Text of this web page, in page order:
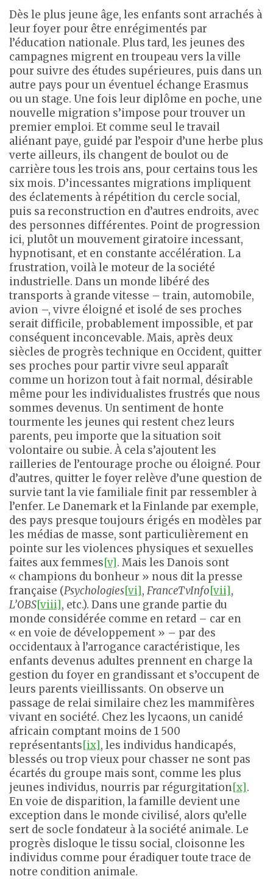
Dès le plus jeune âge, les enfants sont arrachés à
leur foyer pour être enrégimentés par
l’éducation nationale. Plus tard, les jeunes des
campagnes migrent en troupeau vers la ville
pour suivre des études supérieures, puis dans un
autre pays pour un éventuel échange Erasmus
ou un stage. Une fois leur diplôme en poche, une
nouvelle migration s’impose pour trouver un
premier emploi. Et comme seul le travail
aliénant paye, guidé par l’espoir d’une herbe plus
verte ailleurs, ils changent de boulot ou de
carrière tous les trois ans, pour certains tous les
six mois. D’incessantes migrations impliquent
des éclatements à répétition du cercle social,
puis sa reconstruction en d’autres endroits, avec
des personnes différentes. Point de progression
ici, plutôt un mouvement giratoire incessant,
hypnotisant, et en constante accélération. La
frustration, voilà le moteur de la société
industrielle. Dans un monde libéré des
transports à grande vitesse – train, automobile,
avion –, vivre éloigné et isolé de ses proches
serait difficile, probablement impossible, et par
conséquent inconcevable. Mais, après deux
siècles de progrès technique en Occident, quitter
ses proches pour partir vivre seul apparaît
comme un horizon tout à fait normal, désirable
même pour les individualistes frustrés que nous
sommes devenus. Un sentiment de honte
tourmente les jeunes qui restent chez leurs
parents, peu importe que la situation soit
volontaire ou subie. À cela s’ajoutent les
railleries de l’entourage proche ou éloigné. Pour
d’autres, quitter le foyer relève d’une question de
survie tant la vie familiale finit par ressembler à
l’enfer. Le Danemark et la Finlande par exemple,
des pays presque toujours érigés en modèles par
les médias de masse, sont particulièrement en
pointe sur les violences physiques et sexuelles
faites aux femmes[v]. Mais les Danois sont
« champions du bonheur » nous dit la presse
française (Psychologies[vi], FranceTvInfo[vii],
L’OBS[viii], etc.). Dans une grande partie du
monde considérée comme en retard – car en
« en voie de développement » – par des
occidentaux à l’arrogance caractéristique, les
enfants devenus adultes prennent en charge la
gestion du foyer en grandissant et s’occupent de
leurs parents vieillissants. On observe un
passage de relai similaire chez les mammifères
vivant en société. Chez les lycaons, un canidé
africain comptant moins de 1 500
représentants[ix], les individus handicapés,
blessés ou trop vieux pour chasser ne sont pas
écartés du groupe mais sont, comme les plus
jeunes individus, nourris par régurgitation[x].
En voie de disparition, la famille devient une
exception dans le monde civilisé, alors qu’elle
sert de socle fondateur à la société animale. Le
progrès disloque le tissu social, cloisonne les
individus comme pour éradiquer toute trace de
notre condition animale.